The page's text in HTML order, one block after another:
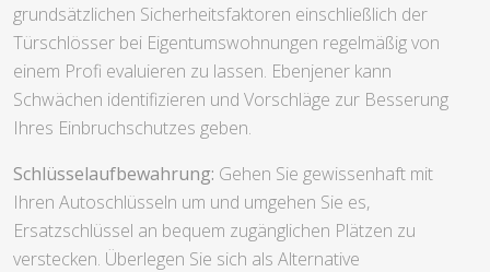
grundsätzlichen Sicherheitsfaktoren einschließlich der
Türschlösser bei Eigentumswohnungen regelmäßig von
einem Profi evaluieren zu lassen. Ebenjener kann
Schwächen identifizieren und Vorschläge zur Besserung
Ihres Einbruchschutzes geben.
Schlüsselaufbewahrung: Gehen Sie gewissenhaft mit
Ihren Autoschlüsseln um und umgehen Sie es,
Ersatzschlüssel an bequem zugänglichen Plätzen zu
verstecken. Überlegen Sie sich als Alternative